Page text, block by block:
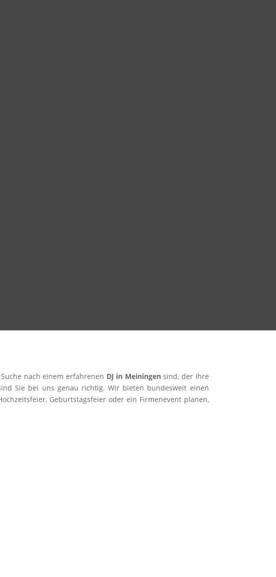
nach einem erfahrenen DJ in Meiningensind, der Ihre
Sie bei uns genau richtig. Wir bieten bundesweit einen
Geburtstagsfeier oder ein Firmenevent planen,